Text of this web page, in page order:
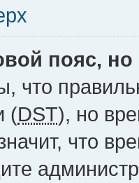
пояс,
что
(DST), но
что